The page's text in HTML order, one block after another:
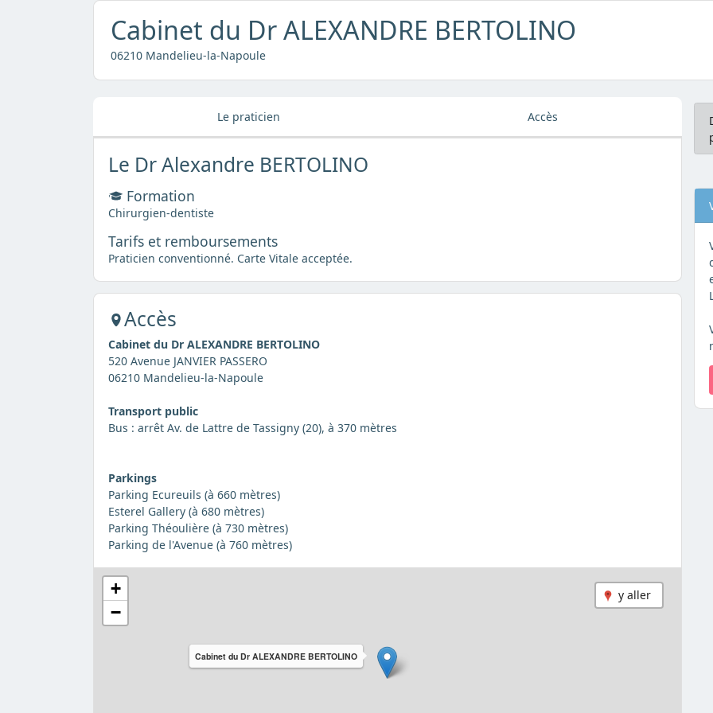
Cabinet du Dr ALEXANDRE BERTOLINO
06210 Mandelieu-la-Napoule
Le praticien Accès
Le Dr Alexandre BERTOLINO
Formation
Chirurgien-dentiste
Tarifs et remboursements
Praticien conventionné. Carte Vitale acceptée.
Accès
Cabinet du Dr ALEXANDRE BERTOLINO
520 Avenue JANVIER PASSERO
06210 Mandelieu-la-Napoule
Transport public
Bus : arrêt Av. de Lattre de Tassigny (20), à 370 mètres
Parkings
Parking Ecureuils (à 660 mètres)
Esterel Gallery (à 680 mètres)
Parking Théoulière (à 730 mètres)
Parking de l'Avenue (à 760 mètres)
y aller
Cabinet du Dr ALEXANDRE BERTOLINO
+
−